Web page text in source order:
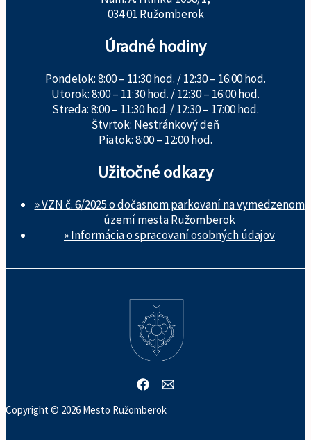
034 01 Ružomberok
Úradné hodiny
Pondelok: 8:00 – 11:30 hod. / 12:30 – 16:00 hod.
Utorok: 8:00 – 11:30 hod. / 12:30 – 16:00 hod.
Streda: 8:00 – 11:30 hod. / 12:30 – 17:00 hod.
Štvrtok: Nestránkový deň
Piatok: 8:00 – 12:00 hod.
Užitočné odkazy
»VZN č. 6/2025 o dočasnom parkovaní na vymedzenom
území mesta Ružomberok
»Informácia o spracovaní osobných údajov
Copyright © 2026 Mesto Ružomberok